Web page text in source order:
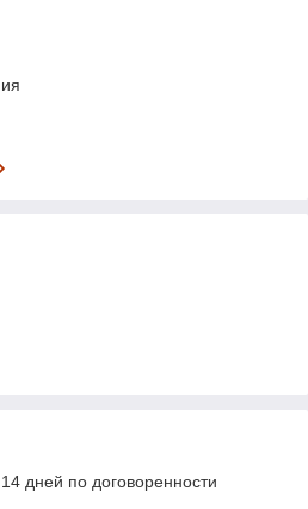
дней по договоренности